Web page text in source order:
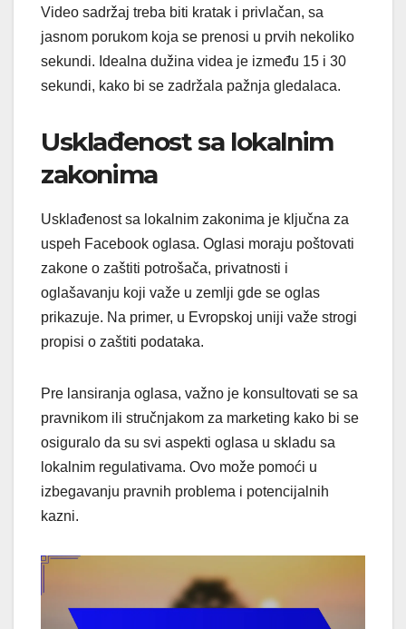
Video sadržaj treba biti kratak i privlačan, sa
jasnom porukom koja se prenosi u prvih nekoliko
sekundi. Idealna dužina videa je između 15 i 30
sekundi, kako bi se zadržala pažnja gledalaca.
Usklađenost sa lokalnim
zakonima
Usklađenost sa lokalnim zakonima je ključna za
uspeh Facebook oglasa. Oglasi moraju poštovati
zakone o zaštiti potrošača, privatnosti i
oglašavanju koji važe u zemlji gde se oglas
prikazuje. Na primer, u Evropskoj uniji važe strogi
propisi o zaštiti podataka.
Pre lansiranja oglasa, važno je konsultovati se sa
pravnikom ili stručnjakom za marketing kako bi se
osiguralo da su svi aspekti oglasa u skladu sa
lokalnim regulativama. Ovo može pomoći u
izbegavanju pravnih problema i potencijalnih
kazni.